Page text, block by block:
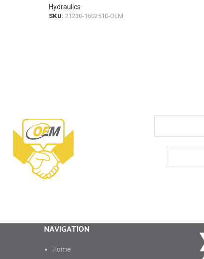
Hydraulics
SKU: 21230-1602510-OEM
NAVIGATION
Ноme